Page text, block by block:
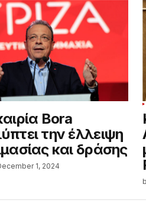
Bora
την έλλειψη
και δράσης
1, 2024